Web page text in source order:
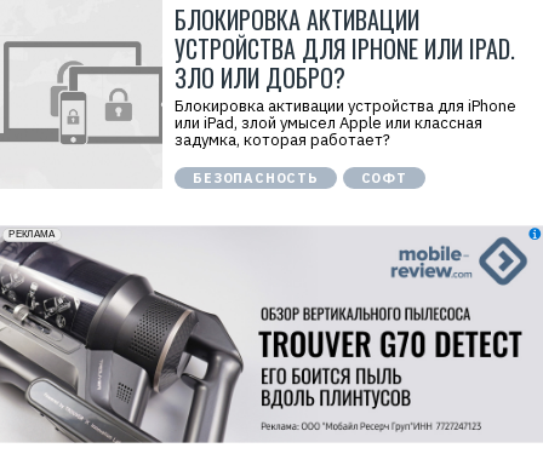
БЛОКИРОВКА АКТИВАЦИИ
УСТРОЙСТВА ДЛЯ IPHONE ИЛИ IPAD.
ЗЛО ИЛИ ДОБРО?
Блокировка активации устройства для iPhone
или iPad, злой умысел Apple или классная
задумка, которая работает?
БЕЗОПАСНОСТЬ СОФТ
erid: 2VfnxxmNzs5
РЕКЛАМА